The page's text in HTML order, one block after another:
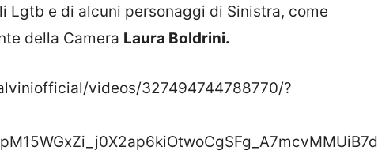
Lgtb e di alcuni personaggi di Sinistra, come
della Camera Laura Boldrini.
videos/327494744788770/?